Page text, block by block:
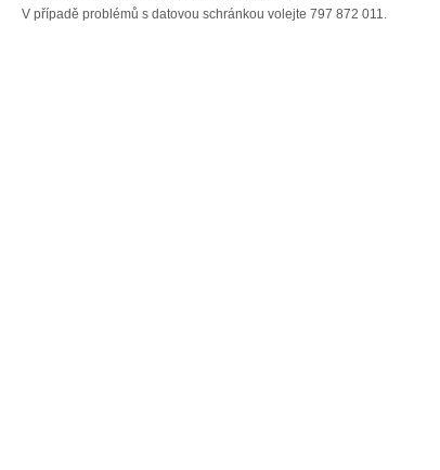
V případě problémů s datovou schránkou volejte 797 872 011.